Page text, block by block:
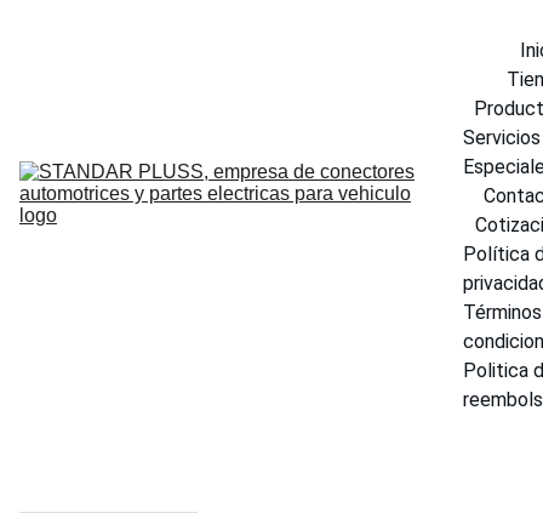
Servicios
Política
Politica